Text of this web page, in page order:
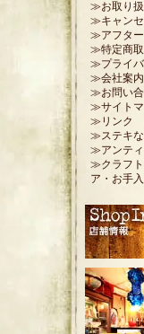
≫お取り扱
≫キャンセ
≫アフター
≫特定商取
≫プライバ
≫会社案内
≫お問い合
≫サイト
≫リンク
≫ステキな
≫アンティ
≫クラフト
ア・お手